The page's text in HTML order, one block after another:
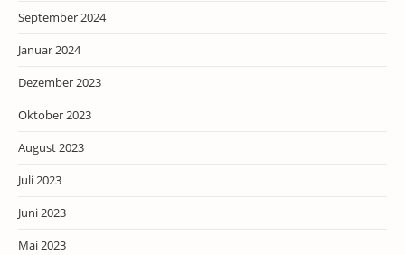
September 2024
Januar 2024
Dezember 2023
Oktober 2023
August 2023
Juli 2023
Juni 2023
Mai 2023